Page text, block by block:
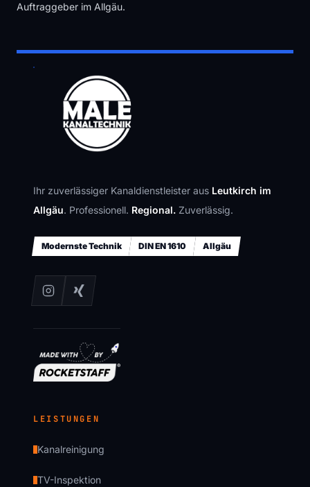
Auftraggeber im Allgäu.
Ihr zuverlässiger Kanaldienstleister aus Leutkirch im
Allgäu. Professionell. Regional. Zuverlässig.
Modernste Technik DIN EN 1610 Allgäu
LEISTUNGEN
Kanalreinigung
TV-Inspektion